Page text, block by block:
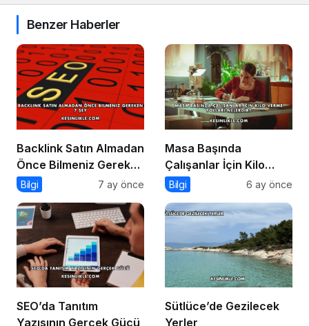
Benzer Haberler
Backlink Satın Almadan
Önce Bilmeniz Gereken
7 Şey
Bilgi 7 ay önce
Masa Başında
Çalışanlar İçin Kilo
Verme Yolları Nelerdir?
Bilgi 6 ay önce
SEO’da Tanıtım
Yazısının Gerçek Gücü
Sütlüce’de Gezilecek
Yerler